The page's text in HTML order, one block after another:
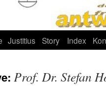
Justitius Story Index
Prof. Dr. Stefan